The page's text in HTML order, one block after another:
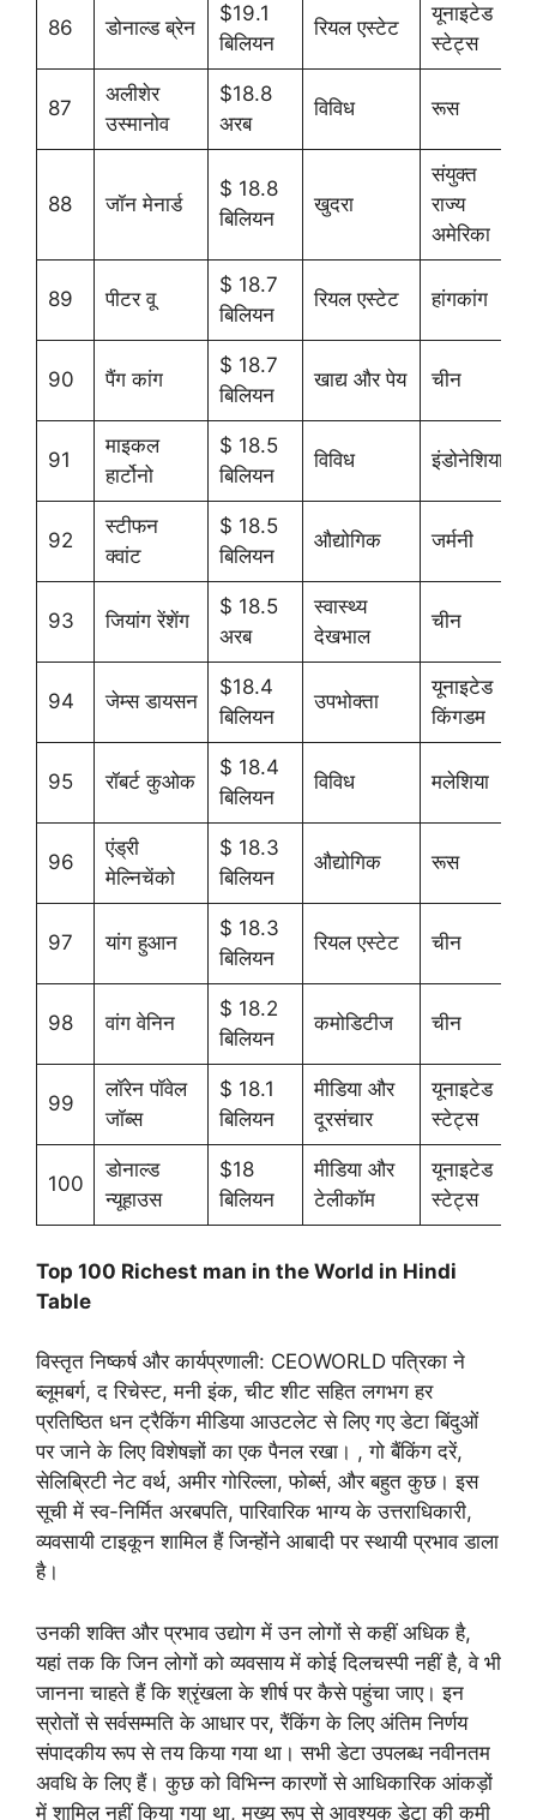
86 डोनाल्ड ब्रेन
$19.1
बिलियन
रियल एस्टेट
यूनाइटेड
स्टेट्स
87
अलीशेर
उस्मानोव
$18.8
अरब
विविध रूस
88 जॉन मेनार्ड
$ 18.8
बिलियन
खुदरा
संयुक्त
राज्य
अमेरिका
89 पीटर वू
$ 18.7
बिलियन
रियल एस्टेट हांगकांग
90 पैंग कांग
$ 18.7
बिलियन
खाद्य और पेय चीन
91
माइकल
हार्टोनो
$ 18.5
बिलियन
विविध इंडोनेशिया
92
स्टीफन
क्वांट
$ 18.5
बिलियन
औद्योगिक जर्मनी
93 जियांग रेंशेंग
$ 18.5
अरब
स्वास्थ्य
देखभाल
चीन
94 जेम्स डायसन
$18.4
बिलियन
उपभोक्ता
यूनाइटेड
किंगडम
95 रॉबर्ट कुओक
$ 18.4
बिलियन
विविध मलेशिया
96
एंड्री
मेल्निचेंको
$ 18.3
बिलियन
औद्योगिक रूस
97 यांग हुआन
$ 18.3
बिलियन
रियल एस्टेट चीन
98 वांग वेनिन
$ 18.2
बिलियन
कमोडिटीज चीन
99
लॉरेन पॉवेल
जॉब्स
$ 18.1
बिलियन
मीडिया और
दूरसंचार
यूनाइटेड
स्टेट्स
100
डोनाल्ड
न्यूहाउस
$18
बिलियन
मीडिया और
टेलीकॉम
यूनाइटेड
स्टेट्स
Top 100 Richest man in the World in Hindi
Table
विस्तृत निष्कर्ष और कार्यप्रणाली: CEOWORLD पत्रिका ने
ब्लूमबर्ग, द रिचेस्ट, मनी इंक, चीट शीट सहित लगभग हर
प्रतिष्ठित धन ट्रैकिंग मीडिया आउटलेट से लिए गए डेटा बिंदुओं
पर जाने के लिए विशेषज्ञों का एक पैनल रखा। , गो बैंकिंग दरें,
सेलिब्रिटी नेट वर्थ, अमीर गोरिल्ला, फोर्ब्स, और बहुत कुछ। इस
सूची में स्व-निर्मित अरबपति, पारिवारिक भाग्य के उत्तराधिकारी,
व्यवसायी टाइकून शामिल हैं जिन्होंने आबादी पर स्थायी प्रभाव डाला
है।
उनकी शक्ति और प्रभाव उद्योग में उन लोगों से कहीं अधिक है,
यहां तक ​​​​कि जिन लोगों को व्यवसाय में कोई दिलचस्पी नहीं है, वे भी
जानना चाहते हैं कि श्रृंखला के शीर्ष पर कैसे पहुंचा जाए। इन
स्रोतों से सर्वसम्मति के आधार पर, रैंकिंग के लिए अंतिम निर्णय
संपादकीय रूप से तय किया गया था। सभी डेटा उपलब्ध नवीनतम
अवधि के लिए हैं। कुछ को विभिन्न कारणों से आधिकारिक आंकड़ों
में शामिल नहीं किया गया था, मुख्य रूप से आवश्यक डेटा की कमी